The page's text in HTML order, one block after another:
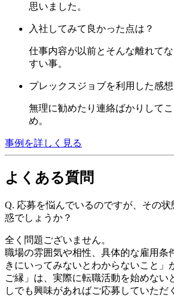
思いました。
入社してみて良かった点は？
仕事内容が以前とそんな離れて
すい事。
プレックスジョブを利用した感想
無理に勧めたり連絡ばかりして
め。
事例を詳しく見る
よくある質問
Q. 応募を悩んでいるのですが、その
惑でしょうか？
全く問題ございません。
職場の雰囲気や相性、具体的な雇用条
きにいってみないとわからないこと」
ご縁」は、実際に転職活動を始めない
しでも興味があればご応募していただ